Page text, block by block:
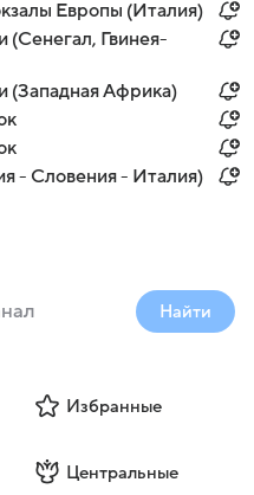
Европы (Италия)
(Сенегал, Гвинея-
(Западная Африка)
- Словения - Италия)
Найти
Избранные
Центральные